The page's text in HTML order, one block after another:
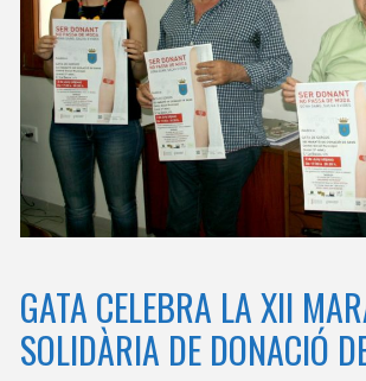
GATA CELEBRA LA XII
SOLIDÀRIA DE DONACIÓ